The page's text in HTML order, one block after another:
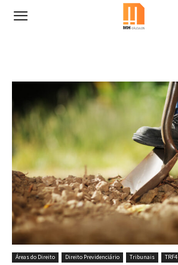
Áreas do Direito Direito Previdenciário Tribunais TRF4